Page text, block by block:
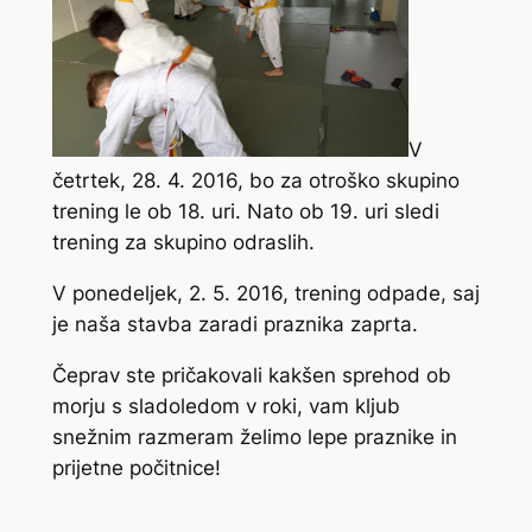
V
četrtek, 28. 4. 2016, bo za otroško skupino
trening le ob 18. uri. Nato ob 19. uri sledi
trening za skupino odraslih.
V ponedeljek, 2. 5. 2016, trening odpade, saj
je naša stavba zaradi praznika zaprta.
Čeprav ste pričakovali kakšen sprehod ob
morju s sladoledom v roki, vam kljub
snežnim razmeram želimo lepe praznike in
prijetne počitnice!